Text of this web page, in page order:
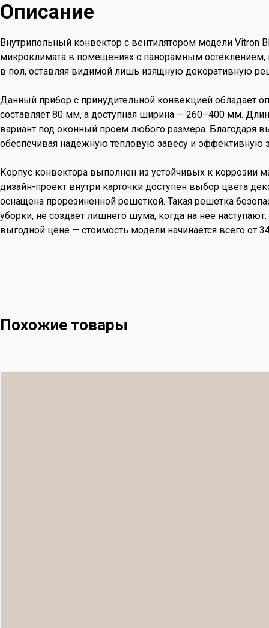
Описание
Внутрипольный конвектор с вентилятором модели
микроклимата в помещениях с панорамным
в пол, оставляя видимой лишь изящную декоративную
Данный прибор с принудительной конвекцией обладает
составляет 80 мм, а доступная ширина — 260–400 мм.
вариант под оконный проем любого размера. Благодаря
обеспечивая надежную тепловую завесу и эффективную
Корпус конвектора выполнен из устойчивых к коррозии
дизайн-проект внутри карточки доступен выбор цвета
оснащена прорезиненной решеткой. Такая решетка
уборки, не создает лишнего шума, когда на нее
выгодной цене — стоимость модели начинается всего от
Похожие товары